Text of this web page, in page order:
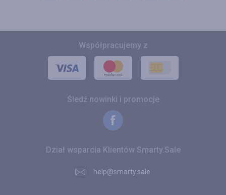
Współpracujemy z
Śledź nowinki i promocje
Dział wsparcia Klientów Smarty.Sale
help@smarty.sale